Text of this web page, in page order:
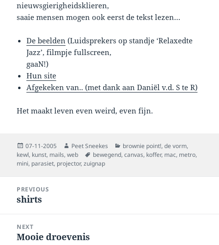
nieuwsgierigheidsklieren,
saaie mensen mogen ook eerst de tekst lezen…
De beelden (Luidsprekers op standje ‘Relaxedte
Jazz’, filmpje fullscreen,
gaaN!)
Hun site
Afgekeken van.. (met dank aan Daniël v.d. S te R)
Het maakt leven even weird, even fijn.
Posted
on
07-11-2005 Author
Peet Sneekes Categories
brownie point!,de vorm,
kewl, kunst, mails,web Tags
bewegend,canvas, koffer, mac, metro,
mini, parasiet, projector,zuignap
navigation
PREVIOUS
Previous
shirts
NEXT
Next
Mooie droevenis